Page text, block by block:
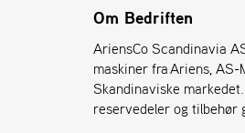
Om Bedriften
AriensCo Scandinavia
maskiner fra Ariens,
Skandinaviske
reservedeler og tilbehør